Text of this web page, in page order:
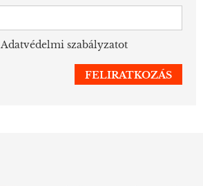
Adatvédelmi szabályzatot